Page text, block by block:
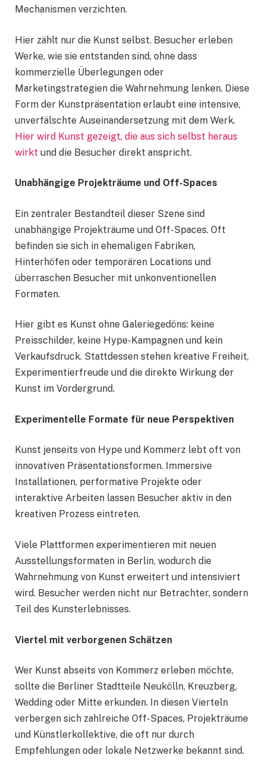
Mechanismen verzichten.
Hier zählt nur die Kunst selbst. Besucher erleben
Werke, wie sie entstanden sind, ohne dass
kommerzielle Überlegungen oder
Marketingstrategien die Wahrnehmung lenken. Diese
Form der Kunstpräsentation erlaubt eine intensive,
unverfälschte Auseinandersetzung mit dem Werk.
Hier wird Kunst gezeigt, die aus sich selbst heraus
wirkt und die Besucher direkt anspricht.
Unabhängige Projekträume und Off-Spaces
Ein zentraler Bestandteil dieser Szene sind
unabhängige Projekträume und Off-Spaces. Oft
befinden sie sich in ehemaligen Fabriken,
Hinterhöfen oder temporären Locations und
überraschen Besucher mit unkonventionellen
Formaten.
Hier gibt es Kunst ohne Galeriegedöns: keine
Preisschilder, keine Hype-Kampagnen und kein
Verkaufsdruck. Stattdessen stehen kreative Freiheit,
Experimentierfreude und die direkte Wirkung der
Kunst im Vordergrund.
Experimentelle Formate für neue Perspektiven
Kunst jenseits von Hype und Kommerz lebt oft von
innovativen Präsentationsformen. Immersive
Installationen, performative Projekte oder
interaktive Arbeiten lassen Besucher aktiv in den
kreativen Prozess eintreten.
Viele Plattformen experimentieren mit neuen
Ausstellungsformaten in Berlin, wodurch die
Wahrnehmung von Kunst erweitert und intensiviert
wird. Besucher werden nicht nur Betrachter, sondern
Teil des Kunsterlebnisses.
Viertel mit verborgenen Schätzen
Wer Kunst abseits von Kommerz erleben möchte,
sollte die Berliner Stadtteile Neukölln, Kreuzberg,
Wedding oder Mitte erkunden. In diesen Vierteln
verbergen sich zahlreiche Off-Spaces, Projekträume
und Künstlerkollektive, die oft nur durch
Empfehlungen oder lokale Netzwerke bekannt sind.